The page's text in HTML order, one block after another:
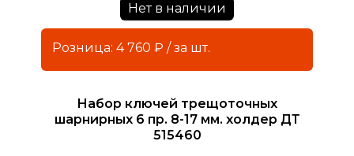
Нет в наличии
Розница: 4 760 ₽ / за шт.
Набор ключей трещоточных
шарнирных 6 пр. 8-17 мм. холдер ДТ
515460